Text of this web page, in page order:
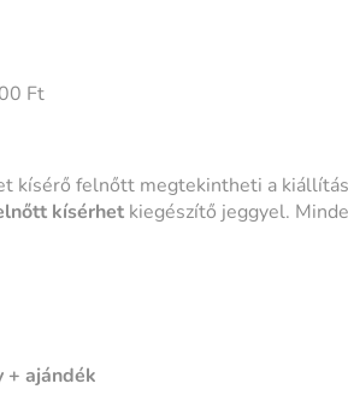
Ft
kísérő felnőtt megtekintheti a
kísérhetkiegészítő jeggyel.
+ ajándék